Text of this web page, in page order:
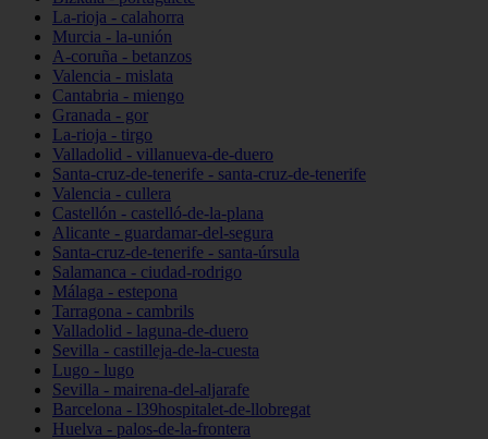
La-rioja - calahorra
Murcia - la-unión
A-coruña - betanzos
Valencia - mislata
Cantabria - miengo
Granada - gor
La-rioja - tirgo
Valladolid - villanueva-de-duero
Santa-cruz-de-tenerife - santa-cruz-de-tenerife
Valencia - cullera
Castellón - castelló-de-la-plana
Alicante - guardamar-del-segura
Santa-cruz-de-tenerife - santa-úrsula
Salamanca - ciudad-rodrigo
Málaga - estepona
Tarragona - cambrils
Valladolid - laguna-de-duero
Sevilla - castilleja-de-la-cuesta
Lugo - lugo
Sevilla - mairena-del-aljarafe
Barcelona - l39hospitalet-de-llobregat
Huelva - palos-de-la-frontera